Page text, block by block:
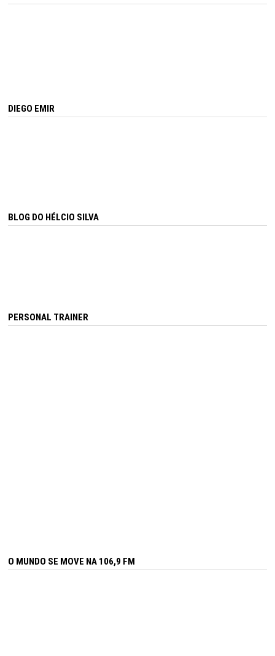
DIEGO EMIR
BLOG DO HÉLCIO SILVA
PERSONAL TRAINER
O MUNDO SE MOVE NA 106,9 FM